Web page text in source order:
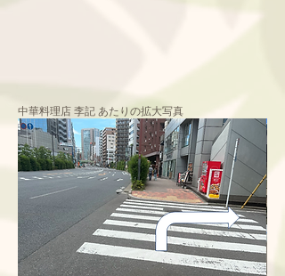
中華料理店 李記 あたりの拡大写真